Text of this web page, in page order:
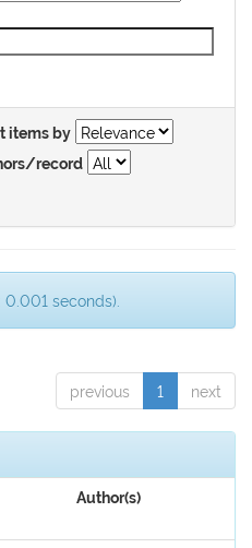
items by
record
0.001 seconds).
previous 1 next
Author(s)